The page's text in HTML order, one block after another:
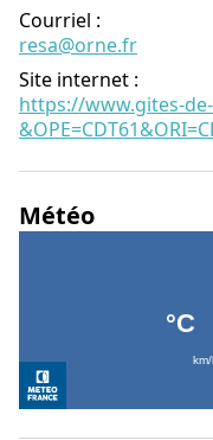
Courriel :
resa@orne.fr
Site internet :
https://www.gites-
Météo